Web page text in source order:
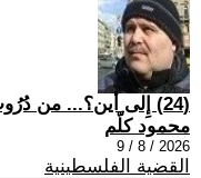
(24) إِلى أين؟... من دُرُوبِ النّكبة إِلى حُلمِ العودة
محمود كلّم
2026 / 8 / 9
القضية الفلسطينية